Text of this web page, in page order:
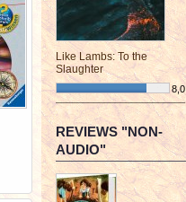
Like Lambs: To the
Slaughter
8,0
¯¯¯¯¯¯¯¯¯¯¯¯¯¯¯¯¯¯¯¯¯¯¯¯
REVIEWS "NON-
AUDIO"